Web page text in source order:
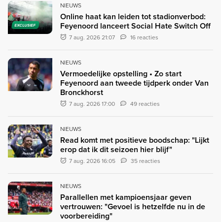
EXCLUSIEF
NIEUWS
Online haat kan leiden tot stadionverbod:
Feyenoord lanceert Social Hate Switch Off
7 aug. 2026 21:07 16 reacties
NIEUWS
Vermoedelijke opstelling • Zo start
Feyenoord aan tweede tijdperk onder Van
Bronckhorst
7 aug. 2026 17:00 49 reacties
NIEUWS
Read komt met positieve boodschap: "Lijkt
erop dat ik dit seizoen hier blijf"
7 aug. 2026 16:05 35 reacties
NIEUWS
Parallellen met kampioensjaar geven
vertrouwen: "Gevoel is hetzelfde nu in de
voorbereiding"